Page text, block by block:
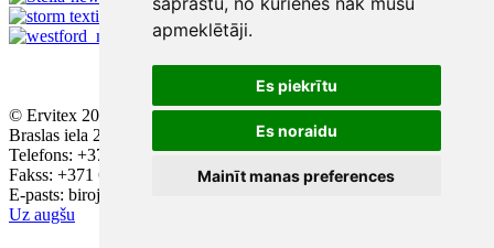
apmeklētāji.
Es piekrītu
Es noraidu
Mainīt manas preferences
© Ervitex 2016 - 2026
Braslas iela 29, ieeja A, 2. stāvs, Rīga, LV - 1084
Telefons: +371 67543384; +371 67436896
Fakss: +371 67552223
E-pasts: birojs@ervitex.lv
Uz augšu